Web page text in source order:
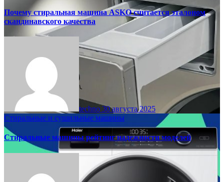
Почему стиральная машина ASKO считается эталоном
скандинавского качества
techno 30 августа 2025
Стиральные и сушильные машины
Стиральные машины рейтинг надежности моделей